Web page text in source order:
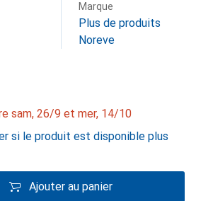
Marque
Plus de produits
Noreve
sam, 26/9 et mer, 14/10
si le produit est disponible plus
Ajouter au panier